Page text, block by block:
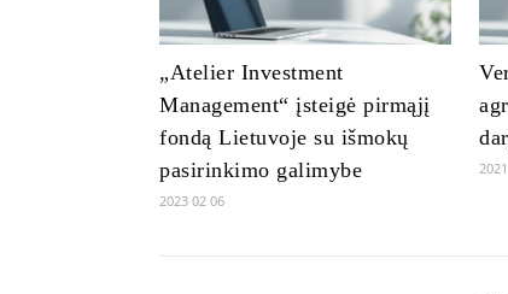
„Atelier Investment
Management“ įsteigė pirmąjį
fondą Lietuvoje su išmokų
pasirinkimo galimybe
2023 02 06